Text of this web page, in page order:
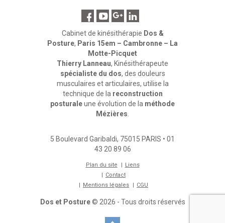
Cabinet de kinésithérapie Dos &
Posture, Paris 15em – Cambronne – La
Motte-Picquet
Thierry Lanneau, Kinésithérapeute
spécialiste du dos, des douleurs
musculaires et articulaires, utilise la
technique de la reconstruction
posturaleune évolution de la méthode
Mézières
5 Boulevard Garibaldi, 75015 PARIS • 01
43 20 89 06
Plan du site
Liens
Contact
Mentions légales
CGU
Dos et Posture© 2026 - Tous droits réservés